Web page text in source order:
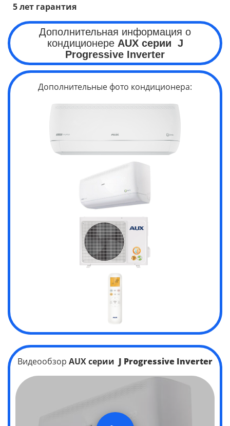
5 лет гарантия
Дополнительная информация о
кондиционере AUX серии J
Progressive Inverter
Дополнительные фото кондиционера:
Видеообзор AUX серии J Progressive Inverter